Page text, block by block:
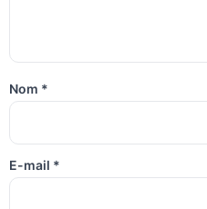
Nom *
E-mail *